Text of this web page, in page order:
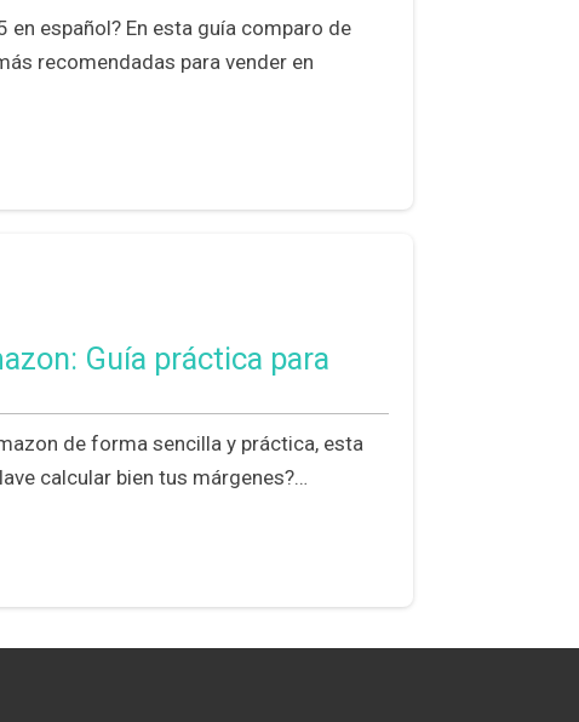
español? En esta guía comparo de
recomendadas para vender en
Guía práctica para
de forma sencilla y práctica, esta
calcular bien tus márgenes?…